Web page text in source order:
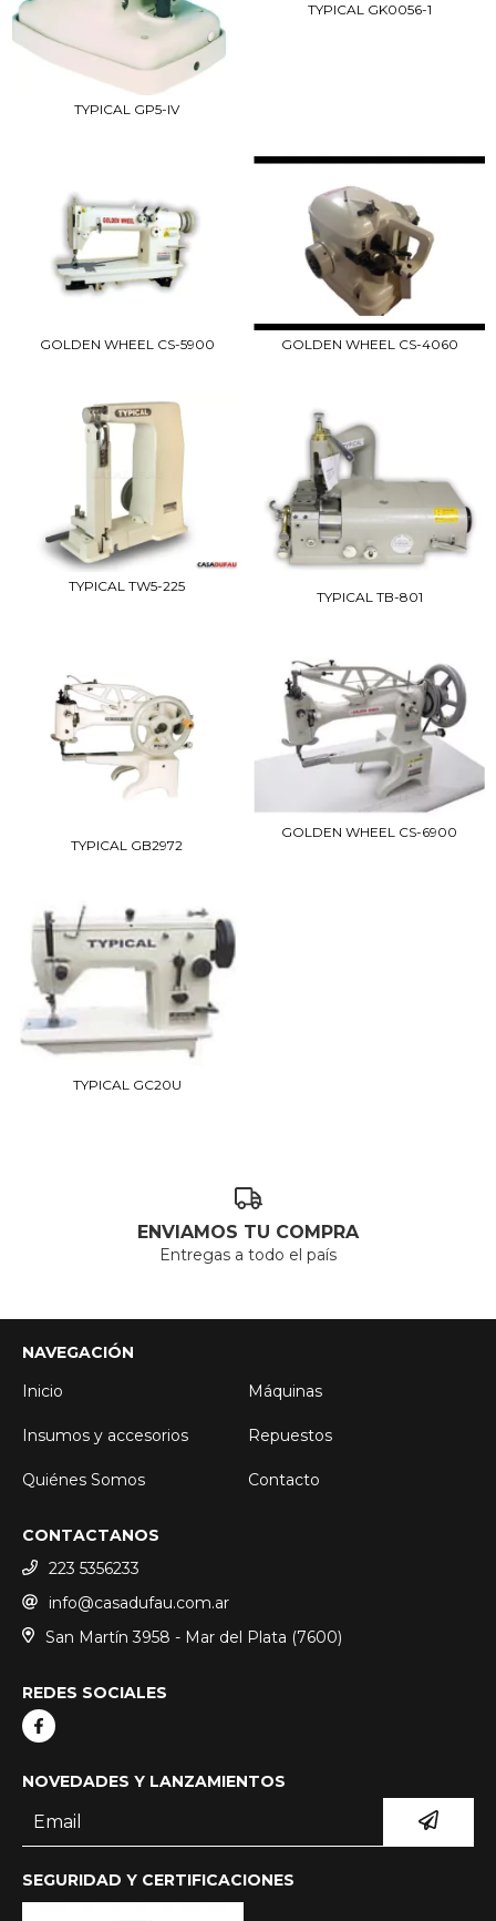
TYPICAL GP5-IV
TYPICAL GK0056-1
GOLDEN WHEEL CS-5900 GOLDEN WHEEL CS-4060
TYPICAL TW5-225
TYPICAL TB-801
TYPICAL GB2972
GOLDEN WHEEL CS-6900
TYPICAL GC20U
ENVIAMOS TU COMPRA
Entregas a todo el país
NAVEGACIÓN
Inicio
Máquinas
Insumos y accesorios Repuestos
Quiénes Somos Contacto
CONTACTANOS
223 5356233
info@casadufau.com.ar
San Martín 3958 - Mar del Plata (7600)
REDES SOCIALES
NOVEDADES Y LANZAMIENTOS
SEGURIDAD Y CERTIFICACIONES